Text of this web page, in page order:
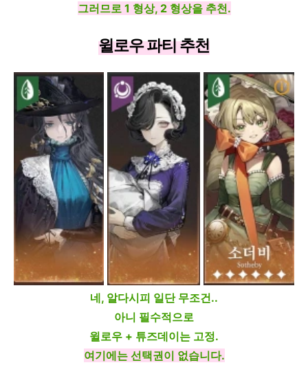
그러므로 1 형상, 2 형상을 추천.
윌로우 파티 추천
네, 알다시피 일단 무조건..
아니 필수적으로
윌로우 + 튜즈데이는 고정.
여기에는 선택권이 없습니다.